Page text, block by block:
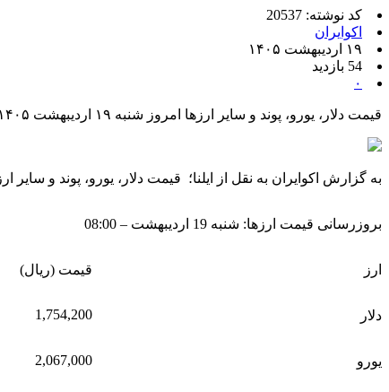
کد نوشته: 20537
اکوایران
۱۹ اردیبهشت ۱۴۰۵
54 بازدید
۰
قیمت دلار، یورو، پوند و سایر ارز‌ها امروز شنبه ۱۹ اردیبهشت ۱۴۰۵ را می‌توانید در جدول زیر مشاهده نمایید.
به گزارش اکوایران به نقل از ایلنا؛ قیمت دلار، یورو، پوند و سایر ارز‌ها امروز شنبه ۱۹ اردیبهشت ۱۴۰۵ را می‌توانید
بروزرسانی قیمت ارزها: شنبه 19 اردیبهشت – 08:00
ارز قیمت (ریال)
دلار 1,754,200
یورو 2,067,000